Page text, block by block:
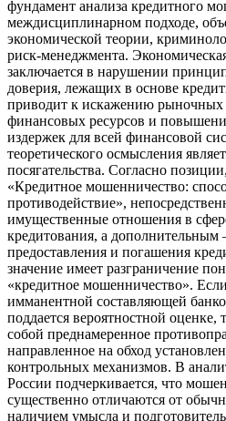
фундамент анализа кредитного
междисциплинарном подходе,
экономической теории,
риск-менеджмента.
заключается в нарушении
доверия, лежащих в основе
приводит к искажению рыночных
финансовых ресурсов и
издержек для всей финансовой
теоретического осмысления
посягательства. Согласно
«Кредитное мошенничество:
противодействие»,
имущественные отношения в
кредитования, а дополнительным
предоставления и погашения
значение имеет разграничение
«кредитное мошенничество».
имманентной составляющей
поддается вероятностной оценке,
собой преднамеренное
направленное на обход
контрольных механизмов. В
России подчеркивается, что
существенно отличаются от
наличием умысла и